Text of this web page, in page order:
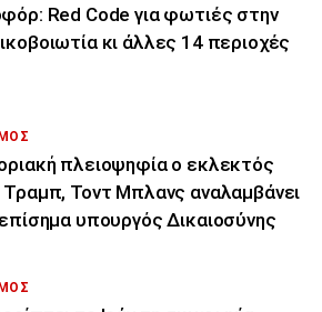
Red Code για φωτιές στην
κι άλλες 14 περιοχές
πλειοψηφία ο εκλεκτός
Τραμπ, Τοντ Μπλανς αναλαμβάνει
υπουργός Δικαιοσύνης